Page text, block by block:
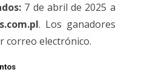
7 de abril de 2025 a
. Los ganadores
correo electrónico.